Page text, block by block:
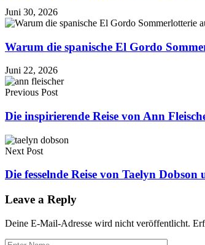
Juni 30, 2026
Warum die spanische El Gordo
Juni 22, 2026
Previous Post
Die inspirierende Reise von Ann
Next Post
Die fesselnde Reise von Taelyn
Leave a Reply
Deine E-Mail-Adresse wird nicht veröffentlicht.